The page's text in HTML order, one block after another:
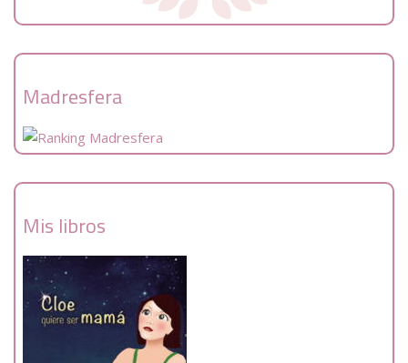
Madresfera
Mis libros